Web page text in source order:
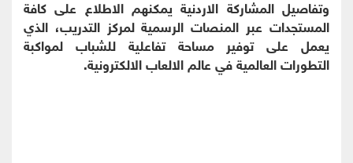
وتفاصيل المشاركة الاردنية يمكنهم الاطلاع على كافة
المستجدات عبر المنصات الرسمية لمركز التدريب، الذي
يعمل على توفير مساحة تفاعلية للشباب لمواكبة
التطورات العالمية في عالم الالعاب الالكترونية.